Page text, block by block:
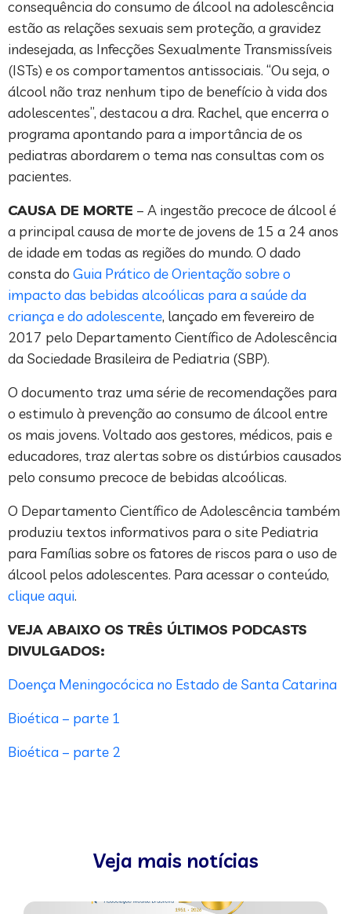
consequência do consumo de álcool na adolescência
estão as relações sexuais sem proteção, a gravidez
indesejada, as Infecções Sexualmente Transmissíveis
(ISTs) e os comportamentos antissociais. “Ou seja, o
álcool não traz nenhum tipo de benefício à vida dos
adolescentes”, destacou a dra. Rachel, que encerra o
programa apontando para a importância de os
pediatras abordarem o tema nas consultas com os
pacientes.
CAUSA DE MORTE – A ingestão precoce de álcool é
a principal causa de morte de jovens de 15 a 24 anos
de idade em todas as regiões do mundo. O dado
consta do Guia Prático de Orientação sobre o
impacto das bebidas alcoólicas para a saúde da
criança e do adolescente, lançado em fevereiro de
2017 pelo Departamento Científico de Adolescência
da Sociedade Brasileira de Pediatria (SBP).
O documento traz uma série de recomendações para
o estimulo à prevenção ao consumo de álcool entre
os mais jovens. Voltado aos gestores, médicos, pais e
educadores, traz alertas sobre os distúrbios causados
pelo consumo precoce de bebidas alcoólicas.
O Departamento Científico de Adolescência também
produziu textos informativos para o site Pediatria
para Famílias sobre os fatores de riscos para o uso de
álcool pelos adolescentes. Para acessar o conteúdo,
clique aqui.
VEJA ABAIXO OS TRÊS ÚLTIMOS PODCASTS
DIVULGADOS:
Doença Meningocócica no Estado de Santa Catarina
Bioética – parte 1
Bioética – parte 2
Veja mais notícias